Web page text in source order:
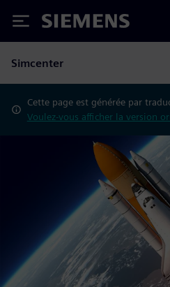
Siemens
Simcenter
Cette page est générée par
Voulez-vous afficher la version